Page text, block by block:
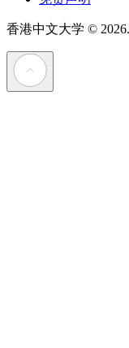
香港中文大学 ©